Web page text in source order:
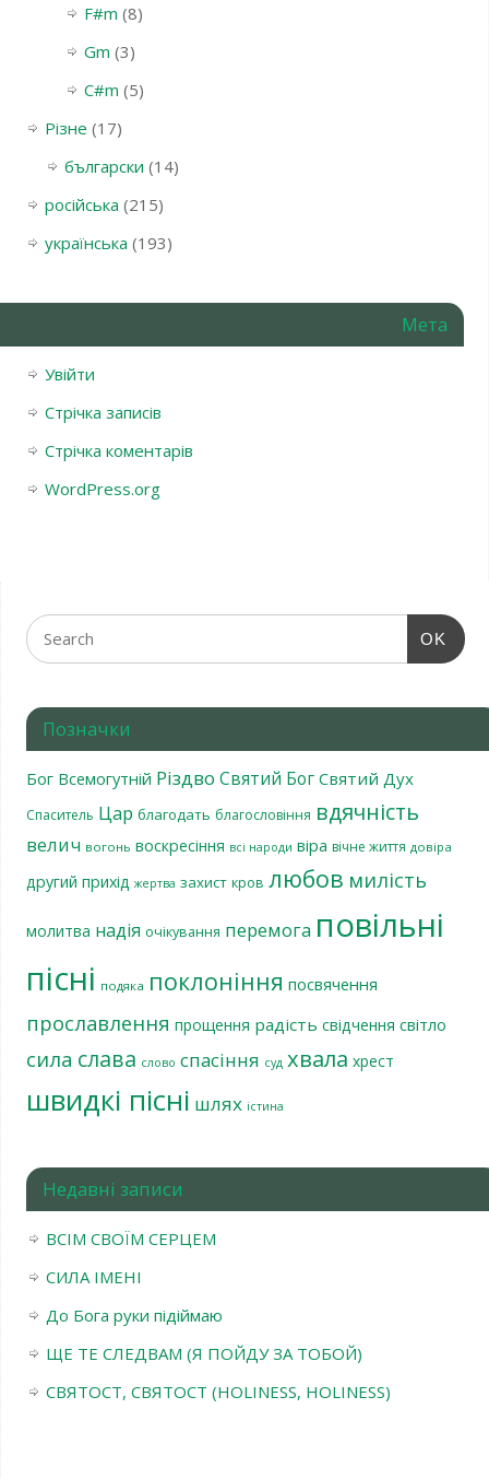
F#m (8)
Gm (3)
С#m (5)
Різне (17)
български (14)
російська (215)
українська (193)
Мета
Увійти
Стрічка записів
Стрічка коментарів
WordPress.org
OK
Позначки
Бог Всемогутній Різдво Святий Бог Святий Дух
Спаситель Цар благодать благословіння вдячність
велич вогонь воскресіння всі народи віра вічне життя довіра
другий прихід жертва захист кров любов милість
молитва надія очікування перемога повільні
пісні подяка поклоніння посвячення
прославлення прощення радість свідчення світло
сила слава слово спасіння суд хвала хрест
швидкі пісні шлях істина
Недавні записи
ВСІМ СВОЇМ СЕРЦЕМ
СИЛА ІМЕНІ
До Бога руки підіймаю
ЩЕ ТЕ СЛЕДВАМ (Я ПОЙДУ ЗА ТОБОЙ)
СВЯТОСТ, СВЯТОСТ (HOLINESS, HOLINESS)